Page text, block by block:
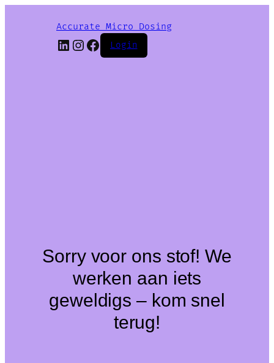
Accurate Micro Dosing
LinkedIn
Instagram
Facebook
Login
Sorry voor ons stof! We
werken aan iets
geweldigs – kom snel
terug!